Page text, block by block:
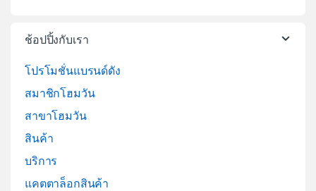
ช้อปปิ้งกับเรา
โปรโมชั่นแบรนด์ดัง
สมาชิกโฮมวัน
สาขาโฮมวัน
สินค้า
บริการ
แคตตาล็อกสินค้า